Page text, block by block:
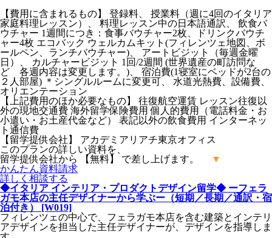
【費用に含まれるもの】 登録料、 授業料（週に4回のイタリア
家庭料理レッスン）、 料理レッスン中の日本語通訳、 飲食バ
ウチャー 1週間につき：食事バウチャー2枚、ドリンクバウチ
ャー4枚 エコバック ウェルカムキット(フィレンツェ地図、ボ
ールペン、ランチバウチャー)、 アートビジット（毎週金曜
日）、 カルチャービジット 1回/2週間 (世界遺産の町訪問な
ど 各週内容は変更します。)、 宿泊費(1寝室にベッドが2台の
２人部屋) ＊シングルルームに変更可、 水道光熱費、設備費、
オリエンテーション
【上記費用のほか必要なもの】 往復航空運賃 レッスン往復以
外の現地交通費 海外留学保険費用 個人的費用（電話料金・お
小遣い・お土産代金など） 表記以外の飲食費用 インターネッ
ト通信費
【留学提供会社】 アカデミアリアチ東京オフィス
このプランの詳しい資料を、
留学提供会社から 【無料】 で差し上げます。
▼
かんたん資料請求
詳しく 相談する
◆イタリア インテリア・プロダクトデザイン留学◆ ーフェラ
ガモ本店の主任デザイナーから学ぶー（短期／長期／通訳・宿
泊付き） [W019]
フィレンツェの中心で、フェラガモ本店を含む建築とインテリ
アデザインを担当した主任デザイナーが、デザインを指導しま